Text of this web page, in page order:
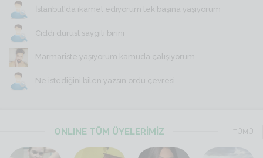
İstanbul'da ikamet ediyorum tek başına yaşıyorum
Ciddi dürüst saygili birini
Marmariste yaşıyorum kamuda çalışıyorum
Ne istediğini bilen yazsın ordu çevresi
ONLINE TÜM ÜYELERİMİZ TÜMÜ